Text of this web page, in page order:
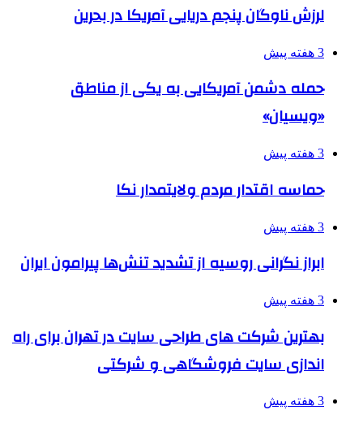
لرزش ناوگان پنجم دریایی آمریکا در بحرین
3 هفته پیش
حمله دشمن آمریکایی به یکی از مناطق
«ویسیان»
3 هفته پیش
حماسه اقتدار مردم ولایتمدار نکا
3 هفته پیش
ابراز نگرانی روسیه از تشدید تنش‌ها پیرامون ایران
3 هفته پیش
بهترین شرکت های طراحی سایت در تهران برای راه
اندازی سایت فروشگاهی و شرکتی
3 هفته پیش